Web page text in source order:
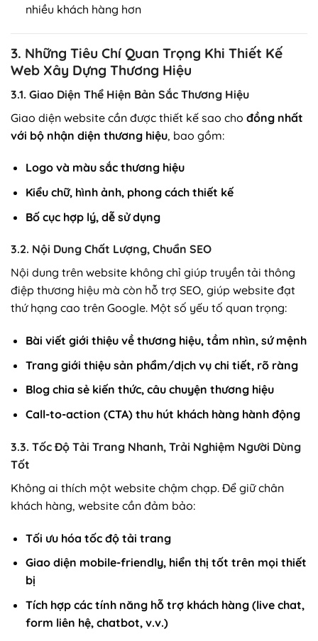
nhiều khách hàng hơn
3. Những Tiêu Chí Quan Trọng Khi Thiết Kế
Web Xây Dựng Thương Hiệu
3.1. Giao Diện Thể Hiện Bản Sắc Thương Hiệu
Giao diện website cần được thiết kế sao cho đồng nhất
với bộ nhận diện thương hiệu, bao gồm:
Logo và màu sắc thương hiệu
Kiểu chữ, hình ảnh, phong cách thiết kế
Bố cục hợp lý, dễ sử dụng
3.2. Nội Dung Chất Lượng, Chuẩn SEO
Nội dung trên website không chỉ giúp truyền tải thông
điệp thương hiệu mà còn hỗ trợ SEO, giúp website đạt
thứ hạng cao trên Google. Một số yếu tố quan trọng:
Bài viết giới thiệu về thương hiệu, tầm nhìn, sứ mệnh
Trang giới thiệu sản phẩm/dịch vụ chi tiết, rõ ràng
Blog chia sẻ kiến thức, câu chuyện thương hiệu
Call-to-action (CTA) thu hút khách hàng hành động
3.3. Tốc Độ Tải Trang Nhanh, Trải Nghiệm Người Dùng
Tốt
Không ai thích một website chậm chạp. Để giữ chân
khách hàng, website cần đảm bảo:
Tối ưu hóa tốc độ tải trang
Giao diện mobile-friendly, hiển thị tốt trên mọi thiết
bị
Tích hợp các tính năng hỗ trợ khách hàng (live chat,
form liên hệ, chatbot, v.v.)